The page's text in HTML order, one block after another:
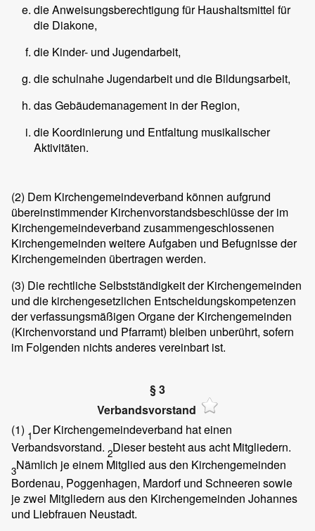
die Anweisungsberechtigung für Haushaltsmittel für
die Diakone,
die Kinder- und Jugendarbeit,
die schulnahe Jugendarbeit und die Bildungsarbeit,
das Gebäudemanagement in der Region,
die Koordinierung und Entfaltung musikalischer
Aktivitäten.
(2) Dem Kirchengemeindeverband können aufgrund
übereinstimmender Kirchenvorstandsbeschlüsse der im
Kirchengemeindeverband zusammengeschlossenen
Kirchengemeinden weitere Aufgaben und Befugnisse der
Kirchengemeinden übertragen werden.
(3) Die rechtliche Selbstständigkeit der Kirchengemeinden
und die kirchengesetzlichen Entscheidungskompetenzen
der verfassungsmäßigen Organe der Kirchengemeinden
(Kirchenvorstand und Pfarramt) bleiben unberührt, sofern
im Folgenden nichts anderes vereinbart ist.
§ 3
Verbandsvorstand
(1) 1Der Kirchengemeindeverband hat einen
Verbandsvorstand. 2Dieser besteht aus acht Mitgliedern.
3Nämlich je einem Mitglied aus den Kirchengemeinden
Bordenau, Poggenhagen, Mardorf und Schneeren sowie
je zwei Mitgliedern aus den Kirchengemeinden Johannes
und Liebfrauen Neustadt.